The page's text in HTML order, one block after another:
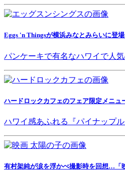
Eggs 'n Thingsが横浜みなとみらいに登場
パンケーキで有名なハワイで人
ハードロックカフェのフェア限定メニュ
ハワイ感あふれる『パイナップ
有村架純が涙を浮かべ撮影時を回想…「